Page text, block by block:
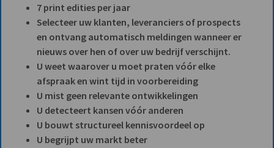
7 print edities per jaar
Selecteer uw klanten, leveranciers of prospects
en ontvang automatisch meldingen wanneer er
nieuws over hen of over uw bedrijf verschijnt.
U weet waarover u moet praten vóór elke
afspraak en wint tijd in voorbereiding
U mist geen relevante ontwikkelingen
U detecteert kansen vóór anderen
U bouwt structureel kennisvoordeel op
U begrijpt uw markt beter